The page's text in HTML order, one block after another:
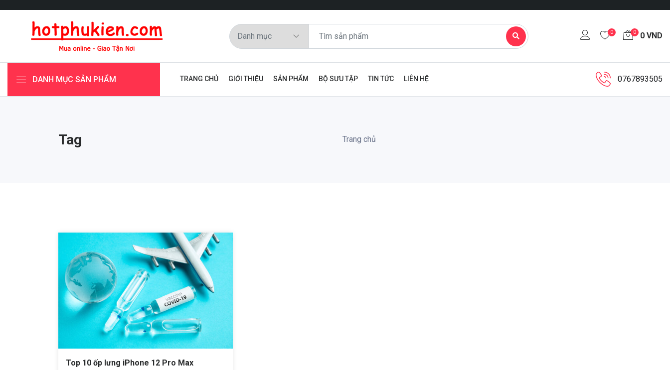
0 0 0 VND
DANH MỤC SẢN PHẨM TRANG CHỦ GIỚI THIỆU SẢN PHẨM BỘ SƯU TẬP TIN TỨC LIÊN HỆ 0767893505
Tag Trang chủ
Top 10 ốp lưng iPhone 12 Pro Max